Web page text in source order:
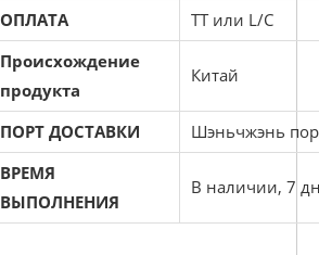
ОПЛАТА
TT или L/C
Происхождение
продукта
Китай
ПОРТ ДОСТАВКИ
Шэньчжэнь
ВРЕМЯ
ВЫПОЛНЕНИЯ
В наличии, 7